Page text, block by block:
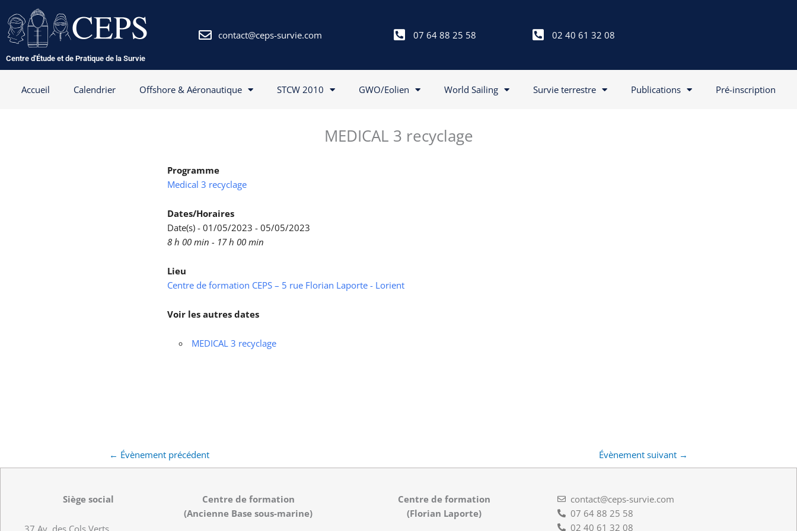
au
contenu
Centre d'Étude et de Pratique de la Survie
contact@ceps-survie.com 07 64 88 25 58 02 40 61 32 08
Accueil Calendrier Offshore & Aéronautique STCW 2010 GWO/Eolien World Sailing Survie terrestre Publications Pré-inscription
MEDICAL 3 recyclage
Programme
Medical 3 recyclage
Dates/Horaires
Date(s) - 01/05/2023 - 05/05/2023
8 h 00 min - 17 h 00 min
Lieu
Centre de formation CEPS – 5 rue Florian Laporte - Lorient
Voir les autres dates
MEDICAL 3 recyclage
← Évènement précédent Évènement suivant →
Siège social
Centre de formation
(Ancienne Base sous-marine)
Centre de formation
(Florian Laporte)
contact@ceps-survie.com
07 64 88 25 58
02 40 61 32 08